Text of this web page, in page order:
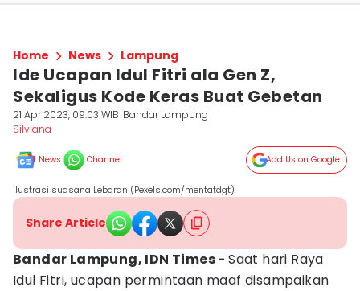
Home News Lampung
Ide Ucapan Idul Fitri ala Gen Z,
Sekaligus Kode Keras Buat Gebetan
21 Apr 2023, 09:03 WIB Bandar Lampung
Silviana
News Channel Add Us on Google
ilustrasi suasana Lebaran (Pexels.com/mentatdgt)
Share Article
Bandar Lampung, IDN Times -Saat hari Raya
Idul Fitri, ucapan permintaan maaf disampaikan